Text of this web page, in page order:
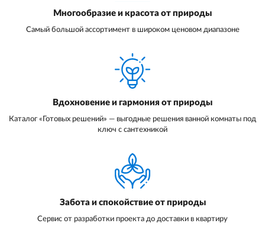
Многообразие и красота от природы
Самый большой ассортимент в широком ценовом диапазоне
Вдохновение и гармония от природы
Каталог «Готовых решений» — выгодные решения ванной комнаты под
ключ с сантехникой
Забота и спокойствие от природы
Сервис от разработки проекта до доставки в квартиру